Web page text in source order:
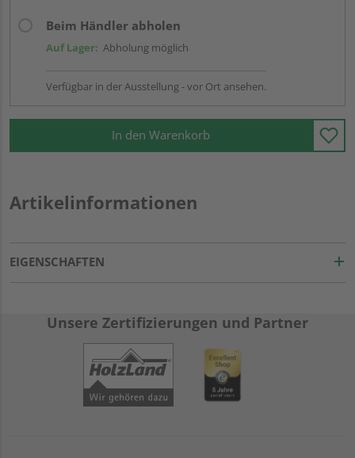
Beim Händler abholen
Auf Lager: Abholung möglich
Verfügbar in der Ausstellung - vor Ort ansehen.
In den Warenkorb
Artikelinformationen
EIGENSCHAFTEN
Unsere Zertifizierungen und Partner